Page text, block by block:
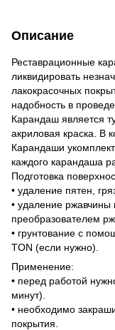
Описание
Реставрационные
ликвидировать
лакокрасочных
надобность в
Карандаш является
акриловая краска. В
Карандаши
каждого карандаша
Подготовка
• удаление пятен,
• удаление
преобразователем
• грунтование с
TON (если нужно).
Применение:
• перед работой
минут).
• необходимо
покрытия.